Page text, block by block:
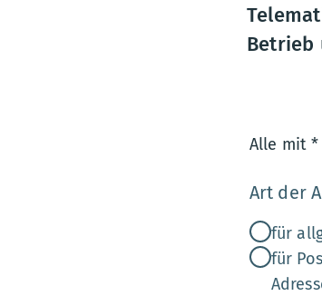
Betrieb
Alle mit
Art der
für
für